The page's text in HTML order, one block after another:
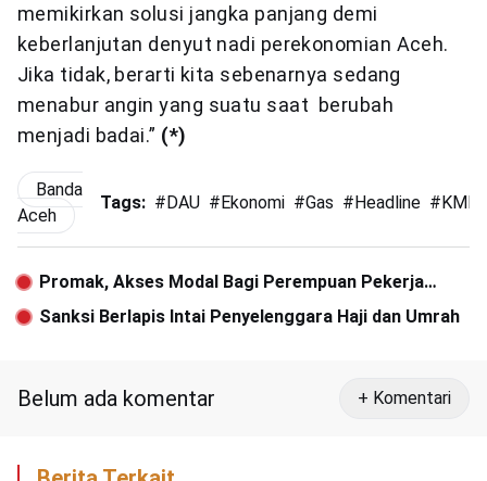
memikirkan solusi jangka panjang demi
keberlanjutan denyut nadi perekonomian Aceh.
Jika tidak, berarti kita sebenarnya sedang
menabur angin yang suatu saat berubah
menjadi badai.” (*)
Banda
Aceh
Tags: # DAU # Ekonomi #Gas # Headline #
Promak, Akses Modal Bagi Perempuan Pekerja
Industri Rumahan
Sanksi Berlapis Intai Penyelenggara Haji dan Umrah
Belum ada komentar + Komentari